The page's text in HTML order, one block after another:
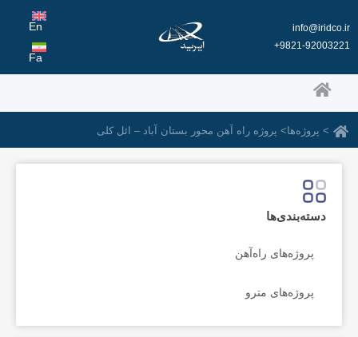
به
محتوا
info@iridco.ir
9821-92003221+
En
Fa
> پروژه‌ها> پروژه راه آهن محور بستان آباد – ائل کلی
دسته‌بندی‌ها
پروژه‌های راه‌آهن
پروژه‌های مترو